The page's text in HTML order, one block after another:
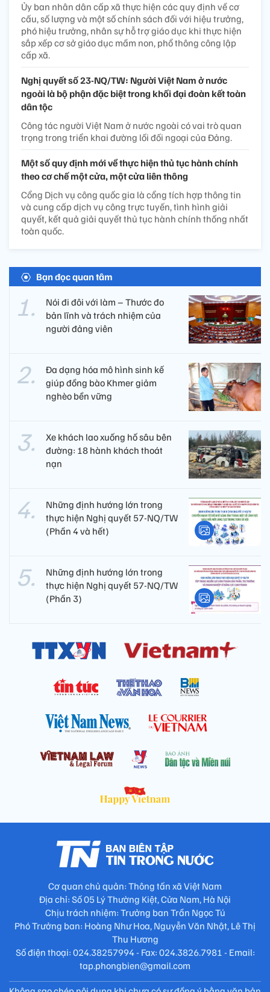
Ủy ban nhân dân cấp xã thực hiện các quy định về cơ
cấu, số lượng và một số chính sách đối với hiệu trưởng,
phó hiệu trưởng, nhân sự hỗ trợ giáo dục khi thực hiện
sắp xếp cơ sở giáo dục mầm non, phổ thông công lập
cấp xã.
Nghị quyết số 23-NQ/TW: Người Việt Nam ở nước
ngoài là bộ phận đặc biệt trong khối đại đoàn kết toàn
dân tộc
Công tác người Việt Nam ở nước ngoài có vai trò quan
trọng trong triển khai đường lối đối ngoại của Đảng.
Một số quy định mới về thực hiện thủ tục hành chính
theo cơ chế một cửa, một cửa liên thông
Cổng Dịch vụ công quốc gia là cổng tích hợp thông tin
và cung cấp dịch vụ công trực tuyến, tình hình giải
quyết, kết quả giải quyết thủ tục hành chính thống nhất
toàn quốc.
Bạn đọc quan tâm
Nói đi đôi với làm – Thước đo
bản lĩnh và trách nhiệm của
người đảng viên​
Đa dạng hóa mô hình sinh kế
giúp đồng bào Khmer giảm
nghèo bền vững
Xe khách lao xuống hố sâu bên
đường: 18 hành khách thoát
nạn
Những định hướng lớn trong
thực hiện Nghị quyết 57-NQ/TW
(Phần 4 và hết)
Những định hướng lớn trong
thực hiện Nghị quyết 57-NQ/TW
(Phần 3)
Cơ quan chủ quản: Thông tấn xã Việt Nam
Địa chỉ: Số 05 Lý Thường Kiệt, Cửa Nam, Hà Nội
Chịu trách nhiệm: Trưởng ban Trần Ngọc Tú
Phó Trưởng ban: Hoàng Như Hoa, Nguyễn Văn Nhật, Lê Thị
Thu Hương
Số điện thoại: 024.38257994 - Fax: 024.3826.7981 - Email:
tap.phongbien@gmail.com